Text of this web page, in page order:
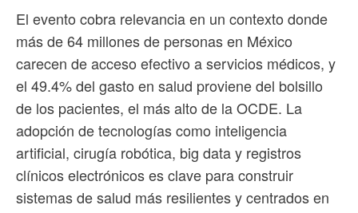
El evento cobra relevancia en un contexto donde
más de 64 millones de personas en México
carecen de acceso efectivo a servicios médicos, y
el 49.4% del gasto en salud proviene del bolsillo
de los pacientes, el más alto de la OCDE. La
adopción de tecnologías como inteligencia
artificial, cirugía robótica, big data y registros
clínicos electrónicos es clave para construir
sistemas de salud más resilientes y centrados en